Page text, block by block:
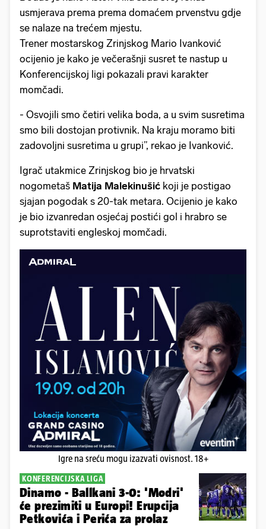
usmjerava prema prema domaćem prvenstvu gdje
se nalaze na trećem mjestu.
Trener mostarskog Zrinjskog Mario Ivanković
ocijenio je kako je večerašnji susret te nastup u
Konferencijskoj ligi pokazali pravi karakter
momčadi.
- Osvojili smo četiri velika boda, a u svim susretima
smo bili dostojan protivnik. Na kraju moramo biti
zadovoljni susretima u grupi”, rekao je Ivanković.
Igrač utakmice Zrinjskog bio je hrvatski
nogometaš Matija Malekinušić koji je postigao
sjajan pogodak s 20-tak metara. Ocijenio je kako
je bio izvanredan osjećaj postići gol i hrabro se
suprotstaviti engleskoj momčadi.
Igre na sreću mogu izazvati ovisnost. 18+
KONFERENCIJSKA LIGA
Dinamo - Ballkani 3-0: 'Modri'
će prezimiti u Europi! Erupcija
Petkovića i Perića za prolaz